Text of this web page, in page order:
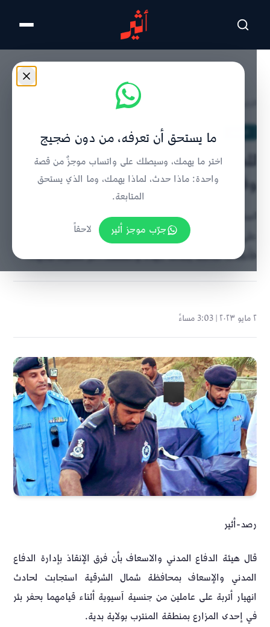
تخطى للمحتوى الرئيسي
للمرة الثانية، انهيار أتربة يؤدي إلى
وفاة وإصابة
استجابت فرق الإنقاذ بشمال الشرقية لحادث انهيار أتربة
على عاملين آسيويين خلال حفر بئر في المنترب ببدية؛
فأنقذت شخصا بصحة جيدة وانتشلت آخر مفارقا للحياة.
٢ مايو ٢٠٢٣ | 3:03 مساءً
رصد-أثير
قال هيئة الدفاع المدني والاسعاف بأن فرق الإنقاذ بإدارة الدفاع
المدني والإسعاف بمحافظة ⁧‫شمال الشرقية‬⁩ استجابت لحادث
انهيار أتربة على عاملين من جنسية آسيوية أثناء قيامهما بحفر بئر
في إحدى المزارع بمنطقة المنترب بولاية ⁧‫بدية‬⁩.
ما يستحق أن تعرفه، من دون ضجيج
اختر ما يهمك، وسيصلك على واتساب موجزٌ من قصة
واحدة: ماذا حدث، لماذا يهمك، وما الذي يستحق
المتابعة.
جرّب موجز أثير
لاحقاً